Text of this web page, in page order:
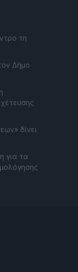
τη
Δήμο
δίνει
για τα